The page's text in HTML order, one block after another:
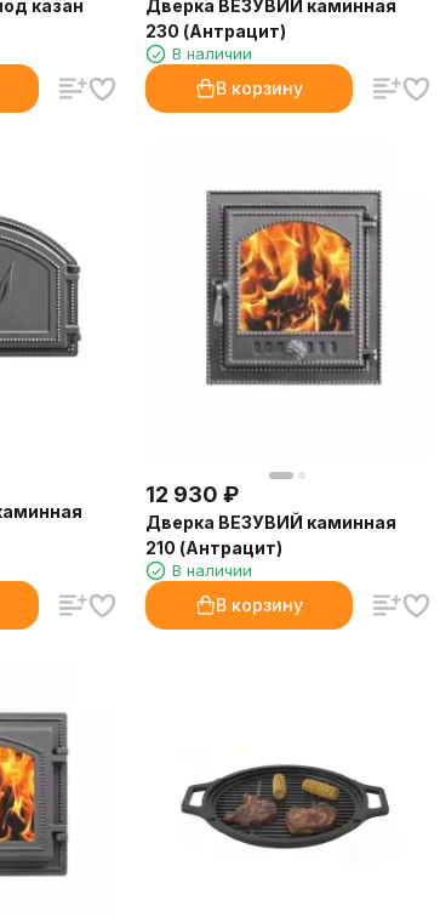
казан
Дверка ВЕЗУВИЙ каминная
230 (Антрацит)
В наличии
В корзину
12 930 ₽
Дверка ВЕЗУВИЙ каминная
210 (Антрацит)
В наличии
В корзину